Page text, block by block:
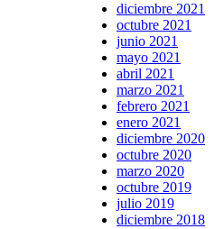
diciembre 2021
octubre 2021
junio 2021
mayo 2021
abril 2021
marzo 2021
febrero 2021
enero 2021
diciembre 2020
octubre 2020
marzo 2020
octubre 2019
julio 2019
diciembre 2018